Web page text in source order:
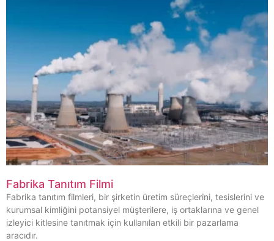
Fabrika Tanıtım Filmi
Fabrika tanıtım filmleri, bir şirketin üretim süreçlerini, tesislerini ve
kurumsal kimliğini potansiyel müşterilere, iş ortaklarına ve genel
izleyici kitlesine tanıtmak için kullanılan etkili bir pazarlama
aracıdır.